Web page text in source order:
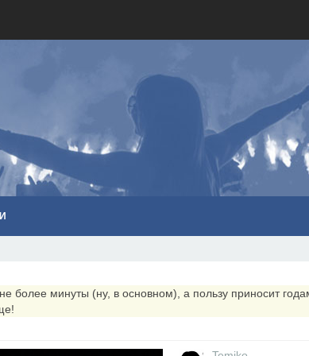
более минуты (ну, в основном), а пользу приносит